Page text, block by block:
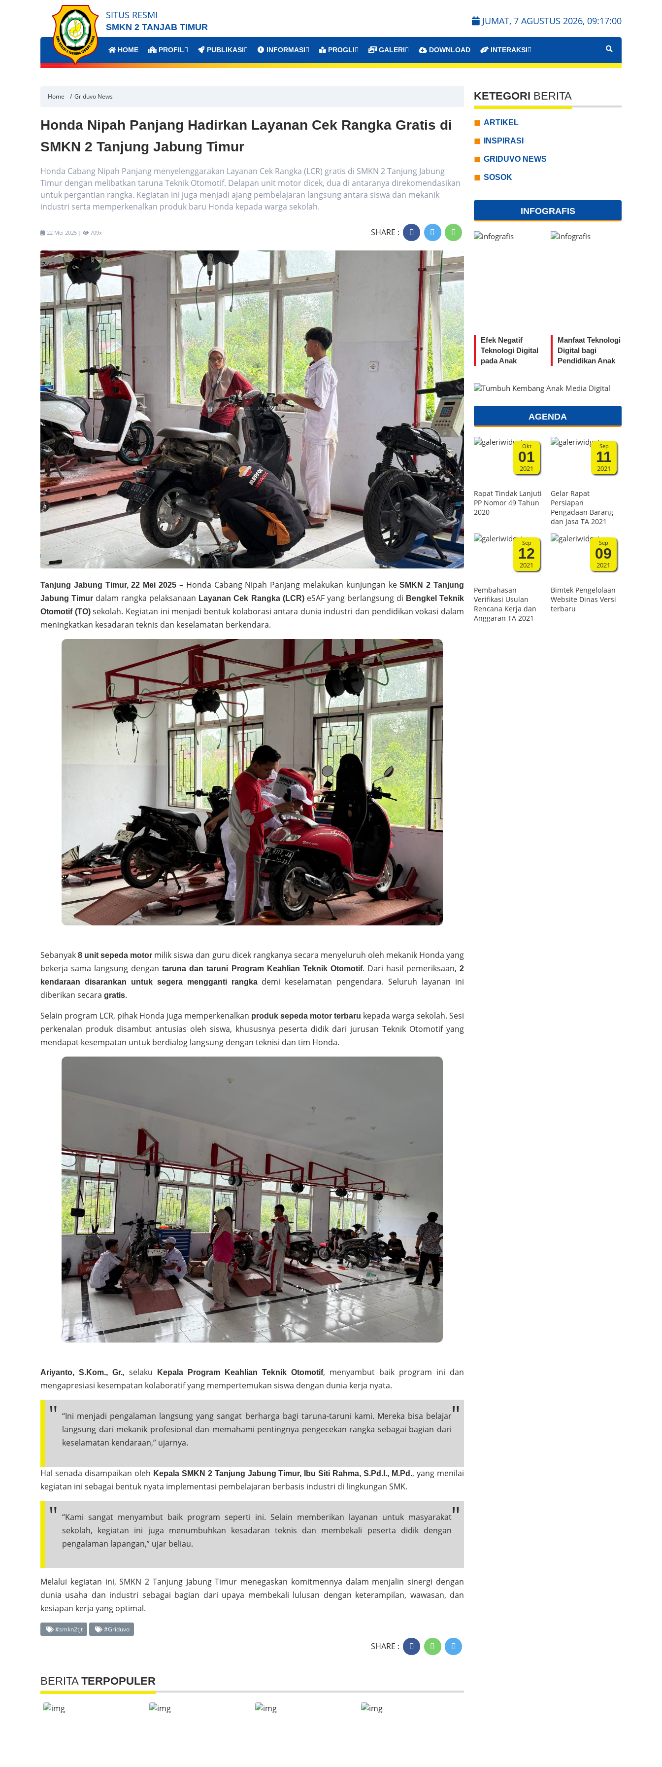
SITUS RESMI
SMKN 2 TANJAB TIMUR
JUMAT, 7 AGUSTUS 2026, 09:17:02
HOME PROFIL PUBLIKASI INFORMASI PROGLI GALERI DOWNLOAD INTERAKSI
Home Griduvo News
Honda Nipah Panjang Hadirkan Layanan Cek Rangka Gratis di
SMKN 2 Tanjung Jabung Timur
Honda Cabang Nipah Panjang menyelenggarakan Layanan Cek Rangka (LCR) gratis di SMKN 2 Tanjung Jabung
Timur dengan melibatkan taruna Teknik Otomotif. Delapan unit motor dicek, dua di antaranya direkomendasikan
untuk pergantian rangka. Kegiatan ini juga menjadi ajang pembelajaran langsung antara siswa dan mekanik
industri serta memperkenalkan produk baru Honda kepada warga sekolah.
22 Mei 2025 | 709x SHARE :
Tanjung Jabung Timur, 22 Mei 2025 – Honda Cabang Nipah Panjang melakukan kunjungan keSMKN 2 Tanjung
Jabung Timur dalam rangka pelaksanaan Layanan Cek Rangka (LCR)eSAF yang berlangsung di Bengkel Teknik
Otomotif (TO)sekolah. Kegiatan ini menjadi bentuk kolaborasi antara dunia industri dan pendidikan vokasi dalam
meningkatkan kesadaran teknis dan keselamatan berkendara.
Sebanyak8 unit sepeda motor milik siswa dan guru dicek rangkanya secara menyeluruh oleh mekanik Honda yang
bekerja sama langsung dengantaruna dan taruni Program Keahlian Teknik Otomotif. Dari hasil pemeriksaan,2
kendaraan disarankan untuk segera mengganti rangkademi keselamatan pengendara. Seluruh layanan ini
diberikan secara gratis.
Selain program LCR, pihak Honda juga memperkenalkan produk sepeda motor terbaru kepada warga sekolah. Sesi
perkenalan produk disambut antusias oleh siswa, khususnya peserta didik dari jurusan Teknik Otomotif yang
mendapat kesempatan untuk berdialog langsung dengan teknisi dan tim Honda.
Ariyanto, S.Kom., Gr., selaku Kepala Program Keahlian Teknik Otomotif, menyambut baik program ini dan
mengapresiasi kesempatan kolaboratif yang mempertemukan siswa dengan dunia kerja nyata.
“Ini menjadi pengalaman langsung yang sangat berharga bagi taruna-taruni kami. Mereka bisa belajar
langsung dari mekanik profesional dan memahami pentingnya pengecekan rangka sebagai bagian dari
keselamatan kendaraan,” ujarnya.
Hal senada disampaikan oleh Kepala SMKN 2 Tanjung Jabung Timur, Ibu Siti Rahma, S.Pd.I., M.Pd., yang menilai
kegiatan ini sebagai bentuk nyata implementasi pembelajaran berbasis industri di lingkungan SMK.
“Kami sangat menyambut baik program seperti ini. Selain memberikan layanan untuk masyarakat
sekolah, kegiatan ini juga menumbuhkan kesadaran teknis dan membekali peserta didik dengan
pengalaman lapangan,” ujar beliau.
Melalui kegiatan ini, SMKN 2 Tanjung Jabung Timur menegaskan komitmennya dalam menjalin sinergi dengan
dunia usaha dan industri sebagai bagian dari upaya membekali lulusan dengan keterampilan, wawasan, dan
kesiapan kerja yang optimal.
#smkn2tjt #Griduvo
SHARE :
BERITA TERPOPULER
KETEGORI BERITA
ARTIKEL
INSPIRASI
GRIDUVO NEWS
SOSOK
INFOGRAFIS
Efek Negatif
Teknologi Digital
pada Anak
Manfaat Teknologi
Digital bagi
Pendidikan Anak
AGENDA
Okt
01
2021
Rapat Tindak Lanjuti
PP Nomor 49 Tahun
2020
Sep
11
2021
Gelar Rapat
Persiapan
Pengadaan Barang
dan Jasa TA 2021
Sep
12
2021
Pembahasan
Verifikasi Usulan
Rencana Kerja dan
Anggaran TA 2021
Sep
09
2021
Bimtek Pengelolaan
Website Dinas Versi
terbaru